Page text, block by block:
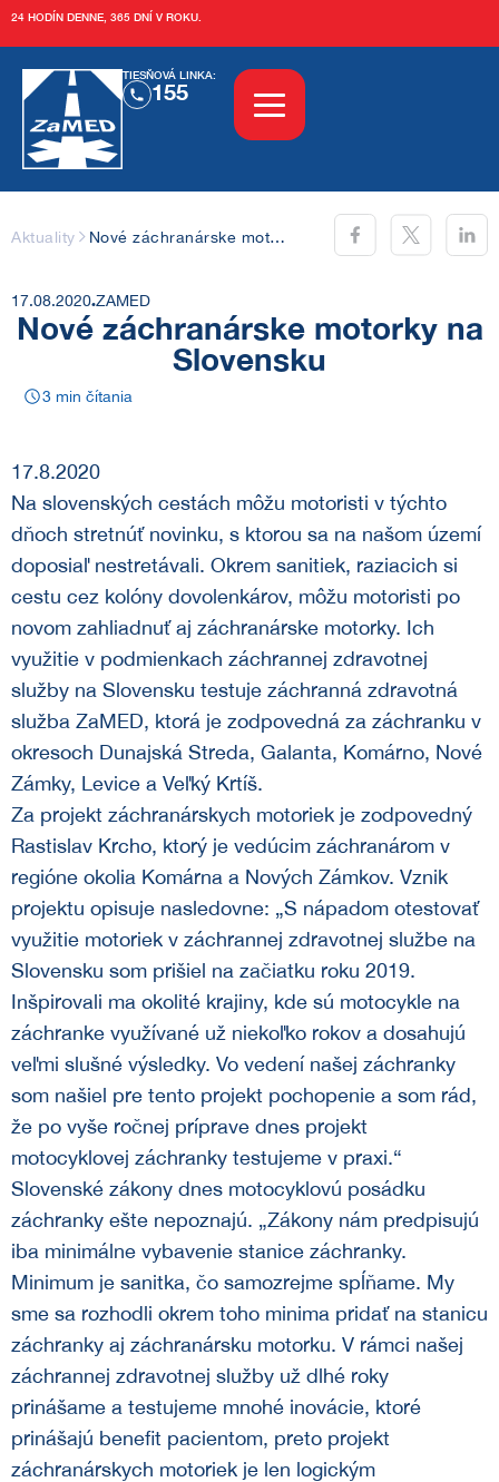
24 HODÍN DENNE, 365 DNÍ V ROKU.
TIESŇOVÁ LINKA:
155
Aktuality
O nás
Kariéra
Projekty
Autonómna mobilná stanica záchrannej
zdravotnej služby ZaMED – AMOS
Záchranárska motorka
Zavedenie systému rendez-vous v
Komárne
Kurzy
OZ ZaMED KN
Záchranná zdravotná služba
Tréningové centrum
Kontakt
Sledujte nás aj tu:
Aktuality Nové záchranárske motorky na Slovensku
17.08.2020 ZAMED
Nové záchranárske motorky na
Slovensku
3 min čítania
17.8.2020
Na slovenských cestách môžu motoristi v týchto
dňoch stretnúť novinku, s ktorou sa na našom území
doposiaľ nestretávali. Okrem sanitiek, raziacich si
cestu cez kolóny dovolenkárov, môžu motoristi po
novom zahliadnuť aj záchranárske motorky. Ich
využitie v podmienkach záchrannej zdravotnej
služby na Slovensku testuje záchranná zdravotná
služba ZaMED, ktorá je zodpovedná za záchranku v
okresoch Dunajská Streda, Galanta, Komárno, Nové
Zámky, Levice a Veľký Krtíš.
Za projekt záchranárskych motoriek je zodpovedný
Rastislav Krcho, ktorý je vedúcim záchranárom v
regióne okolia Komárna a Nových Zámkov. Vznik
projektu opisuje nasledovne: „S nápadom otestovať
využitie motoriek v záchrannej zdravotnej službe na
Slovensku som prišiel na začiatku roku 2019.
Inšpirovali ma okolité krajiny, kde sú motocykle na
záchranke využívané už niekoľko rokov a dosahujú
veľmi slušné výsledky. Vo vedení našej záchranky
som našiel pre tento projekt pochopenie a som rád,
že po vyše ročnej príprave dnes projekt
motocyklovej záchranky testujeme v praxi.“
Slovenské zákony dnes motocyklovú posádku
záchranky ešte nepoznajú. „Zákony nám predpisujú
iba minimálne vybavenie stanice záchranky.
Minimum je sanitka, čo samozrejme spĺňame. My
sme sa rozhodli okrem toho minima pridať na stanicu
záchranky aj záchranársku motorku. V rámci našej
záchrannej zdravotnej služby už dlhé roky
prinášame a testujeme mnohé inovácie, ktoré
prinášajú benefit pacientom, preto projekt
záchranárskych motoriek je len logickým